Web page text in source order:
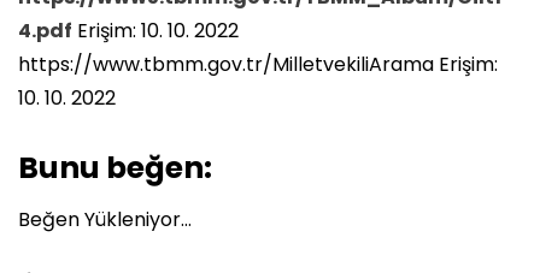
4.pdf Erişim: 10. 10. 2022
https://www.tbmm.gov.tr/MilletvekiliArama Erişim:
10. 10. 2022
Bunu beğen:
BeğenYükleniyor…